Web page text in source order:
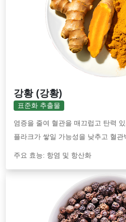
강황 (강황)
표준화 추출물
염증을 줄여 혈관을 매끄럽고 탄력
플라크가 쌓일 가능성을 낮추고 혈관
주요 효능: 항염 및 항산화